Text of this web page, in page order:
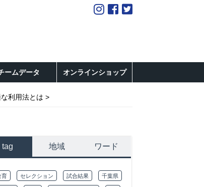
ームデータ オンラインショップ
利用法とは
tag 地域 ワード
育 セレクション 試合結果 千葉県